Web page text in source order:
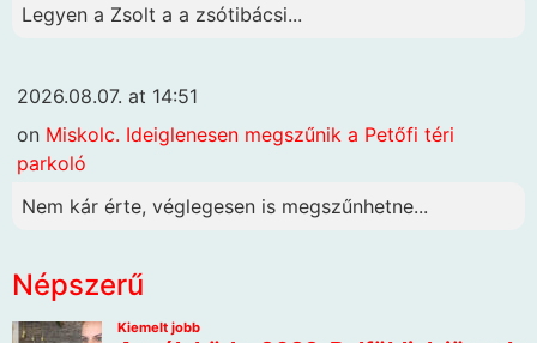
Legyen a Zsolt a a zsótibácsi...
2026.08.07. at 14:51
on Miskolc. Ideiglenesen megszűnik a Petőfi téri
parkoló
Nem kár érte, véglegesen is megszűnhetne...
Népszerű